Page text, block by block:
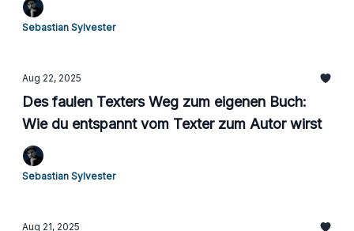
Sebastian Sylvester
Aug 22, 2025
Des faulen Texters Weg zum eigenen Buch:
Wie du entspannt vom Texter zum Autor wirst
Sebastian Sylvester
Aug 21, 2025